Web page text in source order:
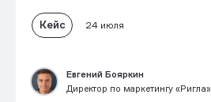
Кейс 24 июля
Евгений Бояркин
Директор по маркетингу «Ригла»